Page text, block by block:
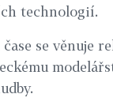
technologií.
se věnuje